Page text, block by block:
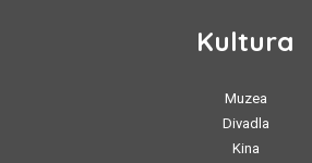
Kultura
Muzea
Divadla
Kina